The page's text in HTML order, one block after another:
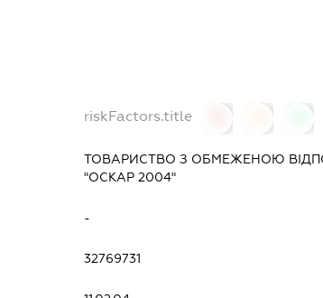
riskFactors.title
ТОВАРИСТВО З ОБМЕЖЕНОЮ
"ОСКАР 2004"
-
32769731